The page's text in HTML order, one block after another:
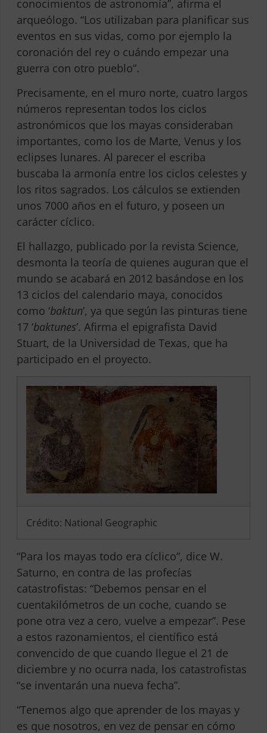
conocimientos de astronomía”, afirma el
arqueólogo. “Los utilizaban para planificar sus
eventos en sus vidas, como por ejemplo la
coronación del rey o cuándo empezar una
guerra con otro pueblo”.
Precisamente, en el muro norte, cuatro largos
números representan todos los ciclos
astronómicos que los mayas consideraban
importantes, como los de Marte, Venus y los
eclipses lunares. Al parecer el escriba
buscaba la armonía entre los ciclos celestes y
los ritos sagrados. Los cálculos se extienden
unos 7000 años en el futuro, y poseen un
carácter cíclico.
El hallazgo, publicado por la revista Science,
desmonta la teoría de quienes auguran que el
mundo se acabará en 2012 basándose en los
13 ciclos del calendario maya, conocidos
como ‘baktun’, ya que según las pinturas tiene
17 ‘baktunes’. Afirma el epigrafista David
Stuart, de la Universidad de Texas, que ha
participado en el proyecto.
Crédito: National Geographic
“Para los mayas todo era cíclico”, dice W.
Saturno, en contra de las profecías
catastrofistas: “Debemos pensar en el
cuentakilómetros de un coche, cuando se
pone otra vez a cero, vuelve a empezar”. Pese
a estos razonamientos, el científico está
convencido de que cuando llegue el 21 de
diciembre y no ocurra nada, los catastrofistas
“se inventarán una nueva fecha”.
“Tenemos algo que aprender de los mayas y
es que nosotros, en vez de pensar en cómo